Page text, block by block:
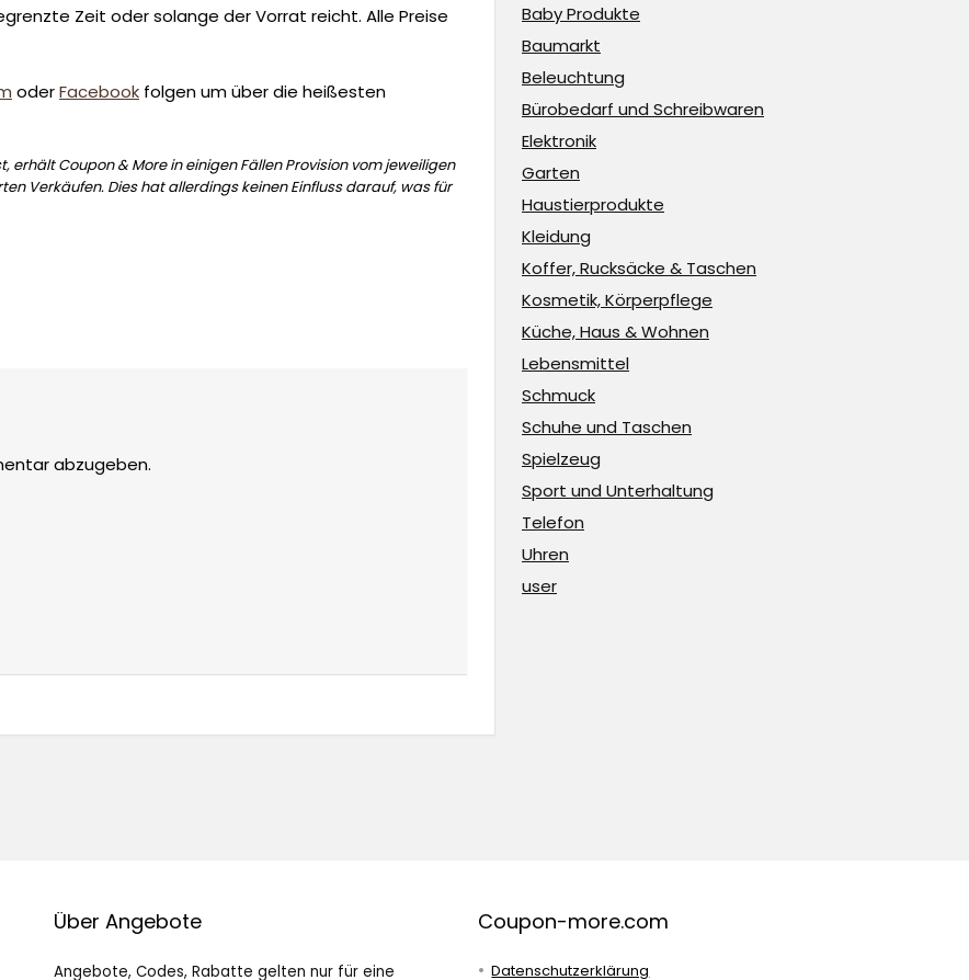
Zeit oder solange der Vorrat reicht. Alle Preise
oderFacebook folgen um über die heißesten
Coupon & More in einigen Fällen Provision vom jeweiligen
Verkäufen. Dies hat allerdings keinen Einfluss darauf, was für
abzugeben.
Baby Produkte
Baumarkt
Beleuchtung
Bürobedarf und Schreibwaren
Elektronik
Garten
Haustierprodukte
Kleidung
Koffer, Rucksäcke & Taschen
Kosmetik, Körperpflege
Küche, Haus & Wohnen
Lebensmittel
Schmuck
Schuhe und Taschen
Spielzeug
Sport und Unterhaltung
Telefon
Uhren
user
Über Angebote
Angebote, Codes, Rabatte gelten nur für eine
Coupon-more.com
Datenschutzerklärung